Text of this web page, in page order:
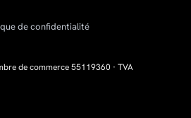
de confidentialité
de commerce 55119360 · TVA